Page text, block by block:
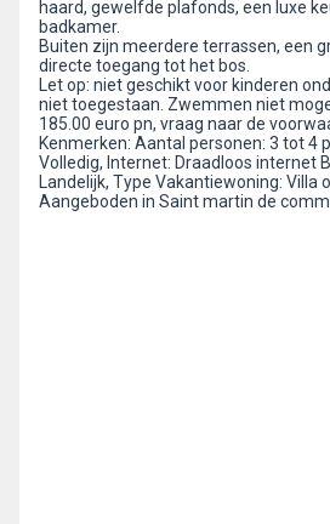
haard, gewelfde plafonds, een luxe
badkamer.
Buiten zijn meerdere terrassen, een
directe toegang tot het bos.
Let op: niet geschikt voor kinderen
niet toegestaan. Zwemmen niet
185.00 euro pn, vraag naar de
Kenmerken: Aantal personen: 3 tot 4
Volledig, Internet: Draadloos internet
Landelijk, Type Vakantiewoning: Villa
Aangeboden in Saint martin de